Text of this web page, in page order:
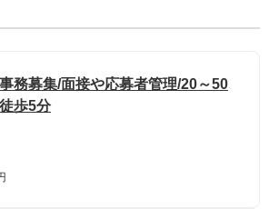
務募集/面接や応募者管理/20～50
歩5分